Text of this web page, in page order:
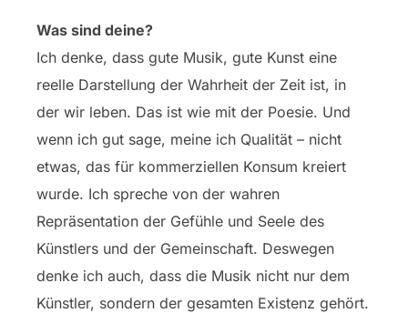
Was sind deine?
Ich denke, dass gute Musik, gute Kunst eine
reelle Darstellung der Wahrheit der Zeit ist, in
der wir leben. Das ist wie mit der Poesie. Und
wenn ich gut sage, meine ich Qualität – nicht
etwas, das für kommerziellen Konsum kreiert
wurde. Ich spreche von der wahren
Repräsentation der Gefühle und Seele des
Künstlers und der Gemeinschaft. Deswegen
denke ich auch, dass die Musik nicht nur dem
Künstler, sondern der gesamten Existenz gehört.